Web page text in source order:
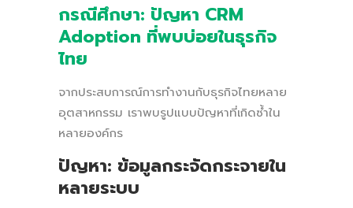
กรณีศึกษา: ปัญหา CRM
Adoption ที่พบบ่อยในธุรกิจ
ไทย
จากประสบการณ์การทำงานกับธุรกิจไทยหลาย
อุตสาหกรรม เราพบรูปแบบปัญหาที่เกิดซ้ำใน
หลายองค์กร
ปัญหา: ข้อมูลกระจัดกระจายใน
หลายระบบ